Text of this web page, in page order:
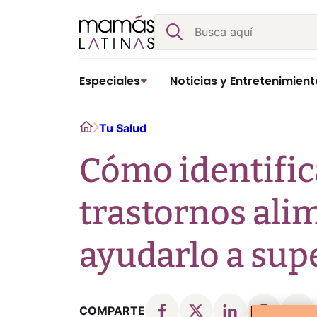
Buscar
Especiales Noticias y
HomeTu Salud
Cómo
trastornos
ayudarlo a
COMPARTE